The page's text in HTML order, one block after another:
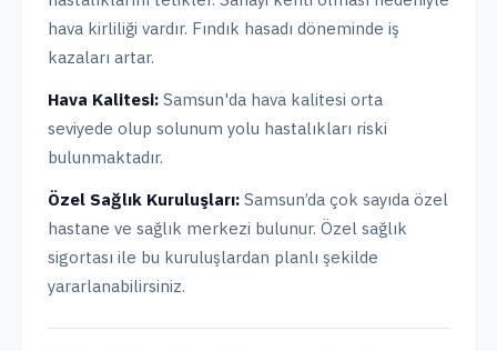
hava kirliliği vardır. Fındık hasadı döneminde iş
kazaları artar.
Hava Kalitesi: Samsun'da hava kalitesi orta
seviyede olup solunum yolu hastalıkları riski
bulunmaktadır.
Özel Sağlık Kuruluşları: Samsun’da çok sayıda özel
hastane ve sağlık merkezi bulunur. Özel sağlık
sigortası ile bu kuruluşlardan planlı şekilde
yararlanabilirsiniz.